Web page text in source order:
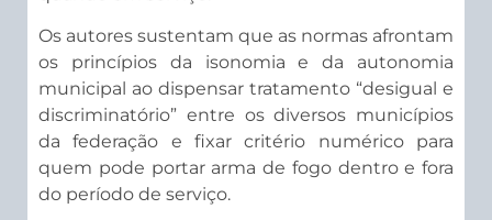
Os autores sustentam que as normas afrontam
os princípios da isonomia e da autonomia
municipal ao dispensar tratamento “desigual e
discriminatório” entre os diversos municípios
da federação e fixar critério numérico para
quem pode portar arma de fogo dentro e fora
do período de serviço.